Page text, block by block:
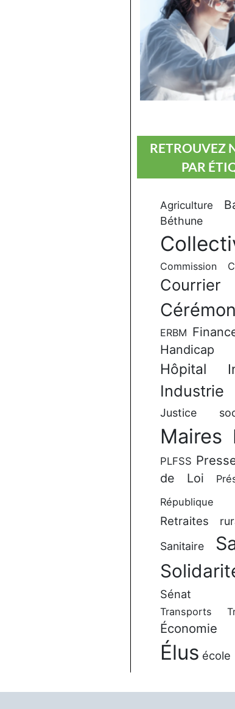
RETROUVEZ
PAR
Agriculture
Béthune
Commission
Courrier
ERBM
Handicap
Hôpital
Industrie
Justice
Maires
PLFSS
de Loi
République
Retraites
Sanitaire
Sénat
Transports
Économie
Élus école